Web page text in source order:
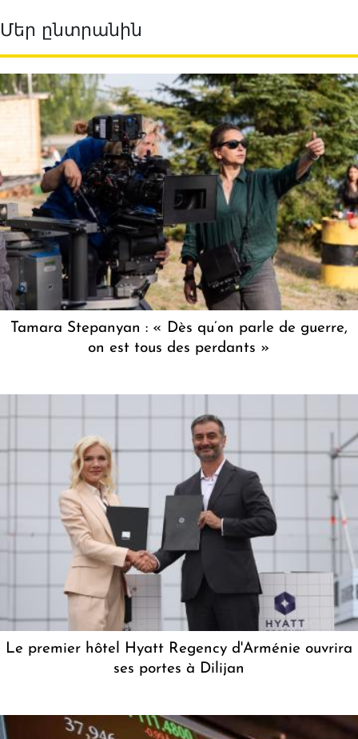
Մեր ընտրանին
Tamara Stepanyan : « Dès qu’on parle de guerre,
on est tous des perdants »
Le premier hôtel Hyatt Regency d'Arménie ouvrira
ses portes à Dilijan